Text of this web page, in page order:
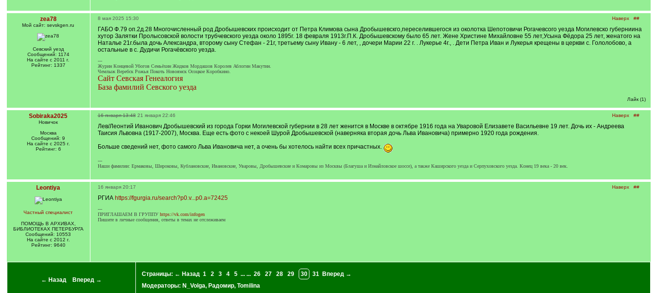
zea78
Мой сайт: sevskgen.ru
Севский уезд
Сообщений: 1174
На сайте с 2011 г.
Рейтинг: 1337
Наверх ##
8 мая 2025 15:30
ГАБО Ф.79 оп.2д.28 Многочисленный род Дробышевских происходит от Петра Климова сына Дробышевскго,переселившегося из околотка Шепотовичи Рогачевсого уезда Могилевско губерниина
хутор Залятки Пролысовской волости трубчевского уезда около 1895г. 18 февраля 1913г.П.К. Дробышевскому было 65 лет. Жене Христине Михайловне 55 лет,Усына Фёдора 25 лет, женатого на
Наталье 21г.была дочь Александра, второму сыну Стефан - 21г, третьему сыну Ивану - 6 лет, , дочери Марии 22 г. . Лукерье 4г., . Дети Петра Иван и Лукерья крещены в церкви с. Гололобово, а
остальные в с. Дудичи Рогачёвского уезда.
---
Журин Концевой Убогов Семьёхин Жидков Мордашов Королев Аблогин Макутин.
Чемлыж Веребск Рожья Покоть Новоямск Осоцкое Коробкино.
Сайт Севская Генеалогия
База фамилий Севского уезда
Лайк (1)
Sobiraka2025
Новичок
Москва
Сообщений: 9
На сайте с 2025 г.
Рейтинг: 6
Наверх ##
16 января 13:48 21 января 22:46
Лев/Леонтий Иванович Дробышевский из города Горки Могилевской губернии в 28 лет женится в Москве в октябре 1916 года на Уваровой Елизавете Васильевне 19 лет. Дочь их - Андреева
Таисия Львовна (1917-2007), Москва. Еще есть фото с некоей Шурой Дробышевской (наверняка вторая дочь Льва Ивановича) примерно 1920 года рождения.
Больше сведений нет, фото самого Льва Ивановича нет, а очень бы хотелось найти всех причастных.
---
Наши фамилии: Ермаковы, Широковы, Кублановские, Ивановские, Уваровы, Дробышевские и Комаровы из Москвы (Благуша и Измайловское шоссе), а также Каширского уезда и Серпуховского уезда. Конец 19 века - 20 век.
Leontiya
Частный специалист
ПОМОЩЬ В АРХИВАХ,
БИБЛИОТЕКАХ ПЕТЕРБУРГА
Сообщений: 10553
На сайте с 2012 г.
Рейтинг: 9640
Наверх ##
16 января 20:17
РГИА https://fgurgia.ru/search?p0.v...p0.a=72425
---
ПРИГЛАШАЕМ В ГРУППУ https://vk.com/infogen
Пишите в личные сообщения, ответы в темах не отслеживаем
← Назад Вперед →
Страницы: ← Назад 1 2 3 4 5 ... ... 26 27 28 29 30 31
Вперед →
Модераторы: N_Volga, Радомир, Tomilina